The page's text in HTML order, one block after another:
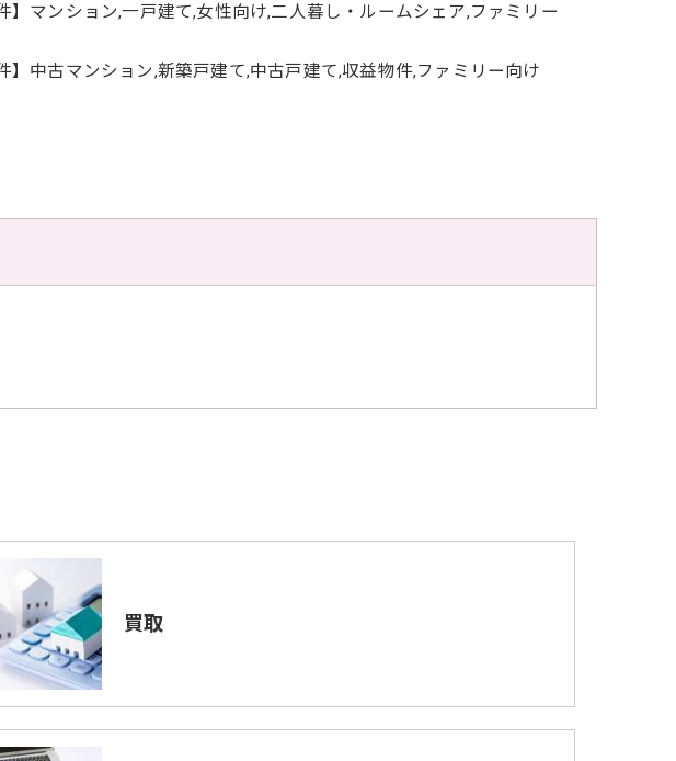
】マンション,一戸建て,女性向け,二人暮し・ルームシェア,ファミリー
ンション,新築戸建て,中古戸建て,収益物件,ファミリー向け
買取